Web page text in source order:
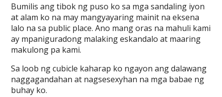
Bumilis ang tibok ng puso ko sa mga sandaling iyon
at alam ko na may mangyayaring mainit na eksena
lalo na sa public place. Ano mang oras na mahuli kami
ay mpaniguradong malaking eskandalo at maaring
makulong pa kami.
Sa loob ng cubicle kaharap ko ngayon ang dalawang
naggagandahan at nagsesexyhan na mga babae ng
buhay ko.